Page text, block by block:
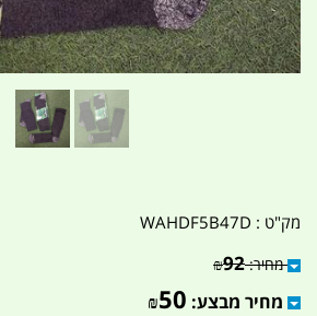
מק"ט : WAHDF5B47D
מחיר: ₪92
מחיר מבצע: ₪50